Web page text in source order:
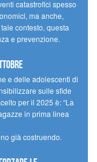
catastrofici spesso
ma anche,
contesto, questa
e prevenzione.
e delle adolescenti di
sulle sfide
per il 2025 è: “La
in prima linea
già costruendo.